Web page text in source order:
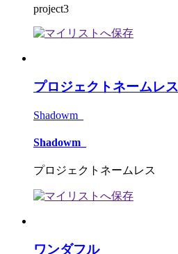
project3
プロジェクトネームレス
Shadowm_
Shadowm_
プロジェクトネームレス
ワンダフル